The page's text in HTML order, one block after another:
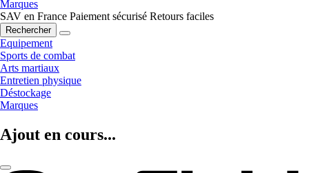
Marques
SAV en France Paiement sécurisé Retours faciles
Rechercher
Equipement
Sports de combat
Arts martiaux
Entretien physique
Déstockage
Marques
Ajout en cours...